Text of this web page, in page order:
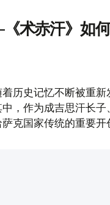
术赤汗》如
历史记忆不断被重
，作为成吉思汗长
克国家传统的重要开